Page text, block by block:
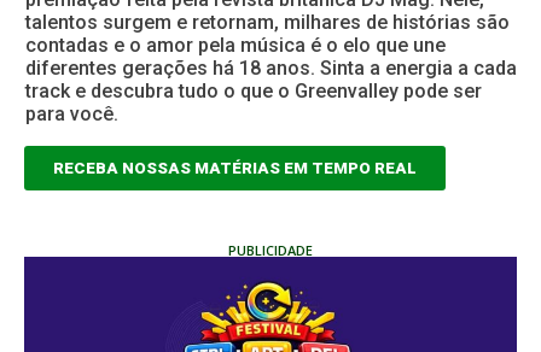
talentos surgem e retornam, milhares de histórias são
contadas e o amor pela música é o elo que une
diferentes gerações há 18 anos. Sinta a energia a cada
track e descubra tudo o que o Greenvalley pode ser
para você.
RECEBA NOSSAS MATÉRIAS EM TEMPO REAL
PUBLICIDADE